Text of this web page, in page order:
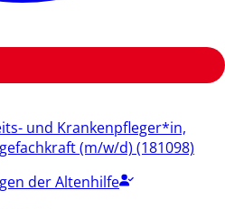
und Krankenpfleger*in,
(m/w/d) (181098)
der Altenhilfe